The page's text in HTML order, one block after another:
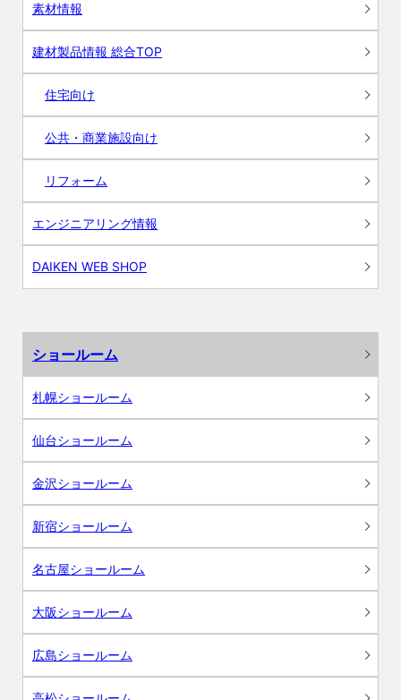
素材情報
建材製品情報 総合TOP
住宅向け
公共・商業施設向け
リフォーム
エンジニアリング情報
DAIKEN WEB SHOP
ショールーム
札幌ショールーム
仙台ショールーム
金沢ショールーム
新宿ショールーム
名古屋ショールーム
大阪ショールーム
広島ショールーム